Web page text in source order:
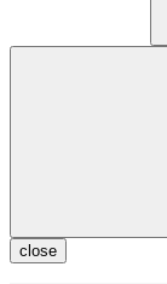
close